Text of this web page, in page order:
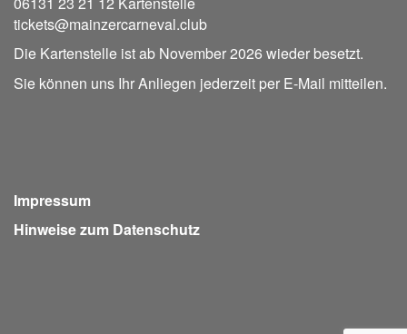
tickets@mainzercarneval.club
Die Kartenstelle ist ab November 2026 wieder besetzt.
Sie können uns Ihr Anliegen jederzeit per E-Mail mitteilen.
Impressum
Hinweise zum Datenschutz